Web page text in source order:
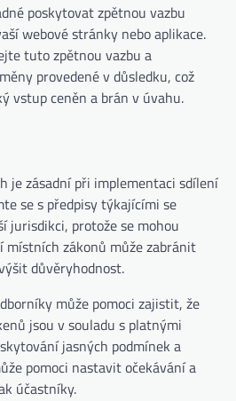
poskytovat zpětnou vazbu
webové stránky nebo aplikace.
tuto zpětnou vazbu a
provedené v důsledku, což
vstup ceněn a brán v úvahu.
je zásadní při implementaci sdílení
se s předpisy týkajícími se
jurisdikci, protože se mohou
místních zákonů může zabránit
důvěryhodnost.
může pomoci zajistit, že
jsou v souladu s platnými
jasných podmínek a
pomoci nastavit očekávání a
účastníky.